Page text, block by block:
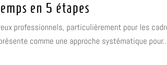
en 5 étapes
professionnels, particulièrement pour les
comme une approche systématique